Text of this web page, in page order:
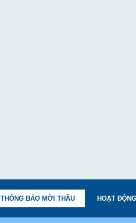
THÔNG BÁO MỜI THẦU HOẠT